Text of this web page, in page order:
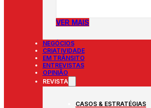
VER MAIS
NEGÓCIOS
CRIATIVIDADE
EM TRÂNSITO
ENTREVISTAS
OPINIÃO
REVISTA
CASOS & ESTRATÉGIAS